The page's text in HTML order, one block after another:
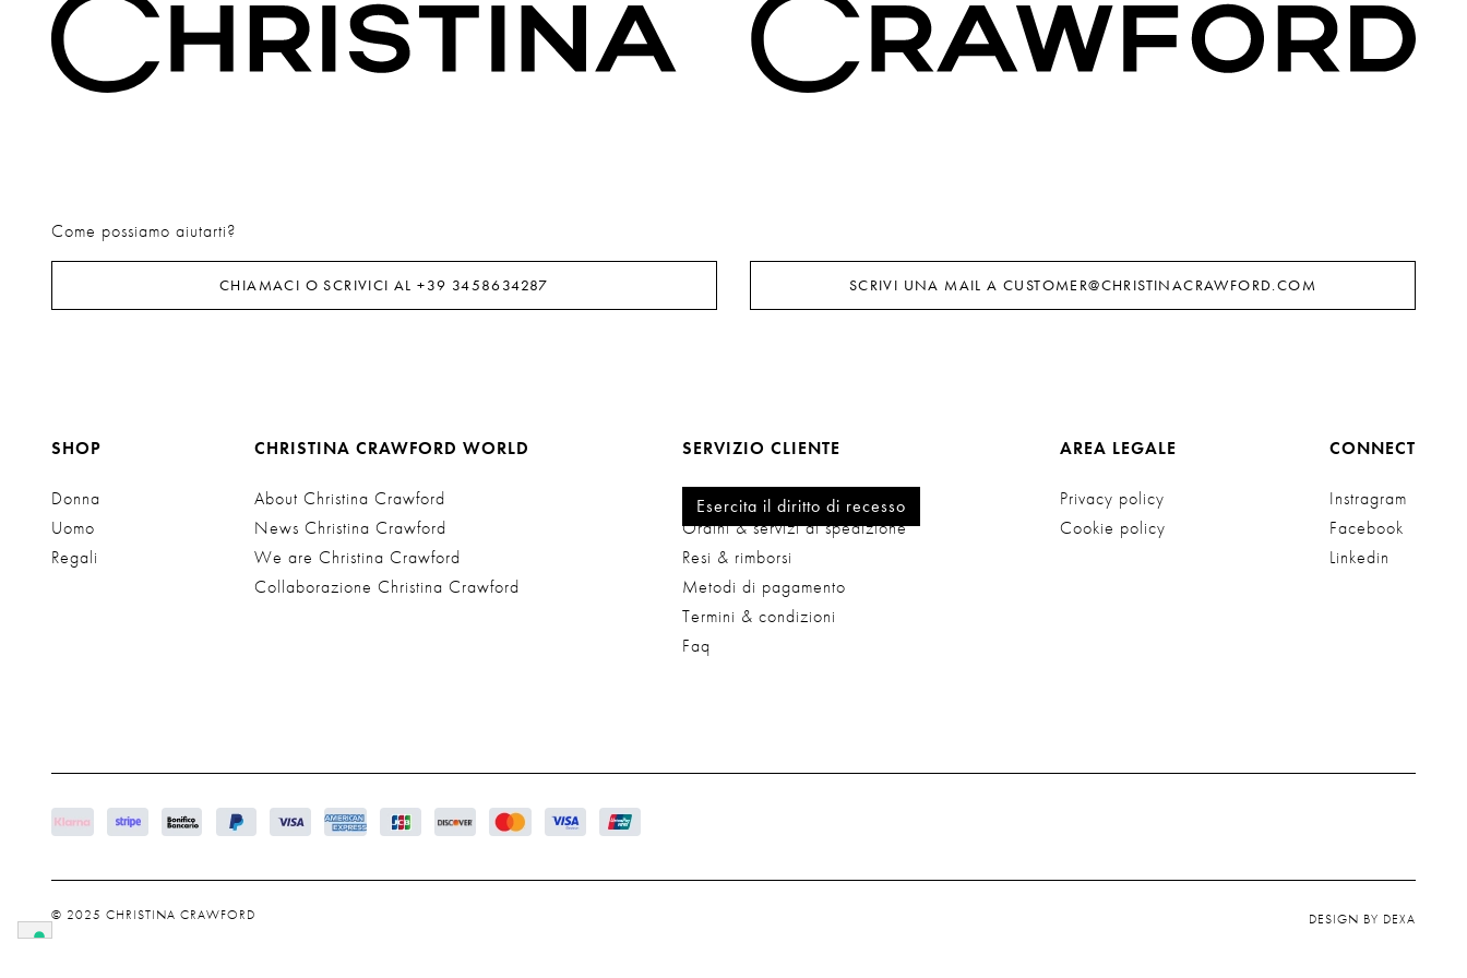
Come possiamo aiutarti?
CHIAMACI O SCRIVICI AL+39 3458634287 SCRIVI UNA MAIL ACUSTOMER@CHRISTINACRAWFORD.COM
SHOP
Donna
Uomo
Regali
CHRISTINA CRAWFORD WORLD
About Christina Crawford
News Christina Crawford
We are Christina Crawford
Collaborazione Christina Crawford
SERVIZIO CLIENTE
Contatti
Ordini & servizi di spedizione
Resi & rimborsi
Metodi di pagamento
Termini & condizioni
Faq
Esercita il diritto di recesso
AREA LEGALE
Privacy policy
Cookie policy
CONNECT
Instragram
Facebook
Linkedin
© 2025 CHRISTINA CRAWFORD DESIGN BY DEXA